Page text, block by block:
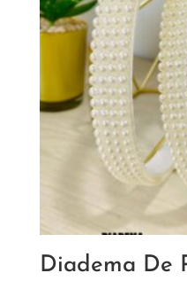
Diadema De